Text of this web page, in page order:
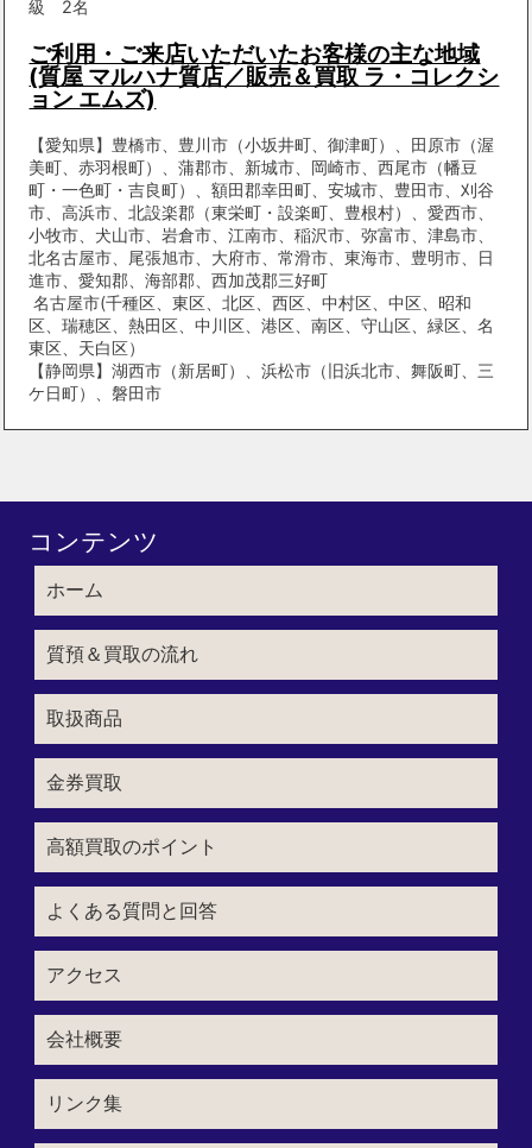
級 2名
ご利用・ご来店いただいたお客様の主な地域
(質屋 マルハナ質店／販売＆買取 ラ・コレクシ
ョン エムズ)
【愛知県】豊橋市、豊川市（小坂井町、御津町）、田原市（渥
美町、赤羽根町）、蒲郡市、新城市、岡崎市、西尾市（幡豆
町・一色町・吉良町）、額田郡幸田町、安城市、豊田市、刈谷
市、高浜市、北設楽郡（東栄町・設楽町、豊根村）、愛西市、
小牧市、犬山市、岩倉市、江南市、稲沢市、弥富市、津島市、
北名古屋市、尾張旭市、大府市、常滑市、東海市、豊明市、日
進市、愛知郡、海部郡、西加茂郡三好町
名古屋市(千種区、東区、北区、西区、中村区、中区、昭和
区、瑞穂区、熱田区、中川区、港区、南区、守山区、緑区、名
東区、天白区）
【静岡県】湖西市（新居町）、浜松市（旧浜北市、舞阪町、三
ケ日町）、磐田市
コンテンツ
ホーム
質預＆買取の流れ
取扱商品
金券買取
高額買取のポイント
よくある質問と回答
アクセス
会社概要
リンク集